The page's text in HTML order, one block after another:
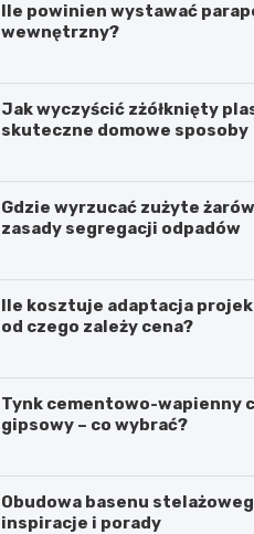
Ile powinien wystawać
wewnętrzny?
Jak wyczyścić zżółknięty
skuteczne domowe sposoby
Gdzie wyrzucać zużyte
zasady segregacji odpadów
Ile kosztuje adaptacja
od czego zależy cena?
Tynk cementowo-wapienny
gipsowy – co wybrać?
Obudowa basenu
inspiracje i porady